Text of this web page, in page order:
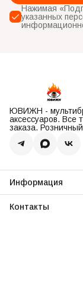
Нажимая
указанных
ЮВИЖН -
аксессуаров. Все
заказа.
Информация
Оплата
Контакты